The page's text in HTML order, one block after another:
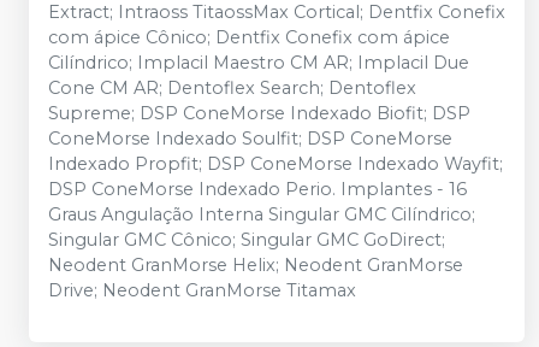
Extract; Intraoss TitaossMax Cortical; Dentfix Conefix
com ápice Cônico; Dentfix Conefix com ápice
Cilíndrico; Implacil Maestro CM AR; Implacil Due
Cone CM AR; Dentoflex Search; Dentoflex
Supreme; DSP ConeMorse Indexado Biofit; DSP
ConeMorse Indexado Soulfit; DSP ConeMorse
Indexado Propfit; DSP ConeMorse Indexado Wayfit;
DSP ConeMorse Indexado Perio. Implantes - 16
Graus Angulação Interna Singular GMC Cilíndrico;
Singular GMC Cônico; Singular GMC GoDirect;
Neodent GranMorse Helix; Neodent GranMorse
Drive; Neodent GranMorse Titamax